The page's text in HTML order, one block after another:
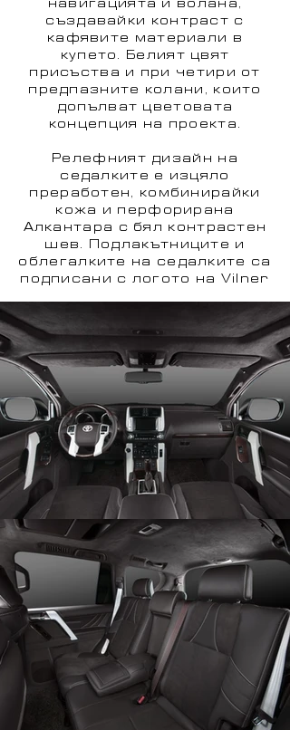
навигацията и волана,
създавайки контраст с
кафявите материали в
купето. Белият цвят
присъства и при четири от
предпазните колани, които
допълват цветовата
концепция на проекта.
Релефният дизайн на
седалките е изцяло
преработен, комбинирайки
кожа и перфорирана
Алкантара с бял контрастен
шев. Подлакътниците и
облегалките на седалките са
подписани с логото на Vilner